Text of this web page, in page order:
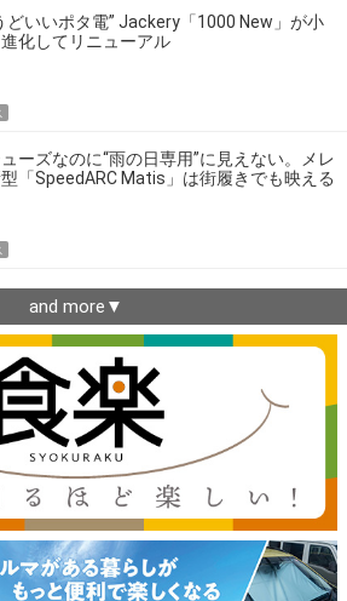
どいいポタ電” Jackery「1000 New」が小
化してリニューアル
ーズなのに“雨の日専用”に見えない。メレ
「SpeedARC Matis」は街履きでも映える
and more▼